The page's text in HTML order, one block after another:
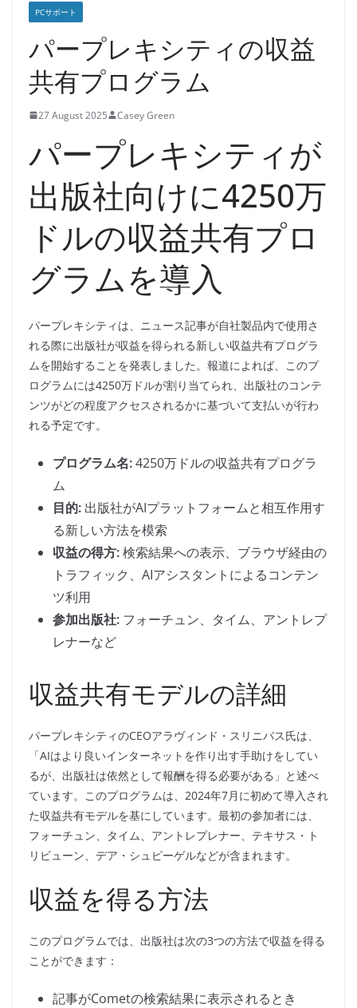
PCサポート
パープレキシティの収益
共有プログラム
27 August 2025 Casey Green
パープレキシティが
出版社向けに4250万
ドルの収益共有プロ
グラムを導入
パープレキシティは、ニュース記事が自社製品内で使用さ
れる際に出版社が収益を得られる新しい収益共有プログラ
ムを開始することを発表しました。報道によれば、このプ
ログラムには4250万ドルが割り当てられ、出版社のコンテ
ンツがどの程度アクセスされるかに基づいて支払いが行わ
れる予定です。
プログラム名:4250万ドルの収益共有プログラ
ム
目的: 出版社がAIプラットフォームと相互作用す
る新しい方法を模索
収益の得方:検索結果への表示、ブラウザ経由の
トラフィック、AIアシスタントによるコンテン
ツ利用
参加出版社: フォーチュン、タイム、アントレプ
レナーなど
収益共有モデルの詳細
パープレキシティのCEOアラヴィンド・スリニバス氏は、
「AIはより良いインターネットを作り出す手助けをしてい
るが、出版社は依然として報酬を得る必要がある」と述べ
ています。このプログラムは、2024年7月に初めて導入され
た収益共有モデルを基にしています。最初の参加者には、
フォーチュン、タイム、アントレプレナー、テキサス・ト
リビューン、デア・シュピーゲルなどが含まれます。
収益を得る方法
このプログラムでは、出版社は次の3つの方法で収益を得る
ことができます：
記事がCometの検索結果に表示されるとき